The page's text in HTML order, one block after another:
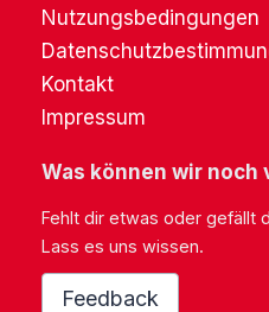
Nutzungsbedingungen
Kontakt
Impressum
Was können wir noch
Fehlt dir etwas oder gefällt
Lass es uns wissen.
Feedback